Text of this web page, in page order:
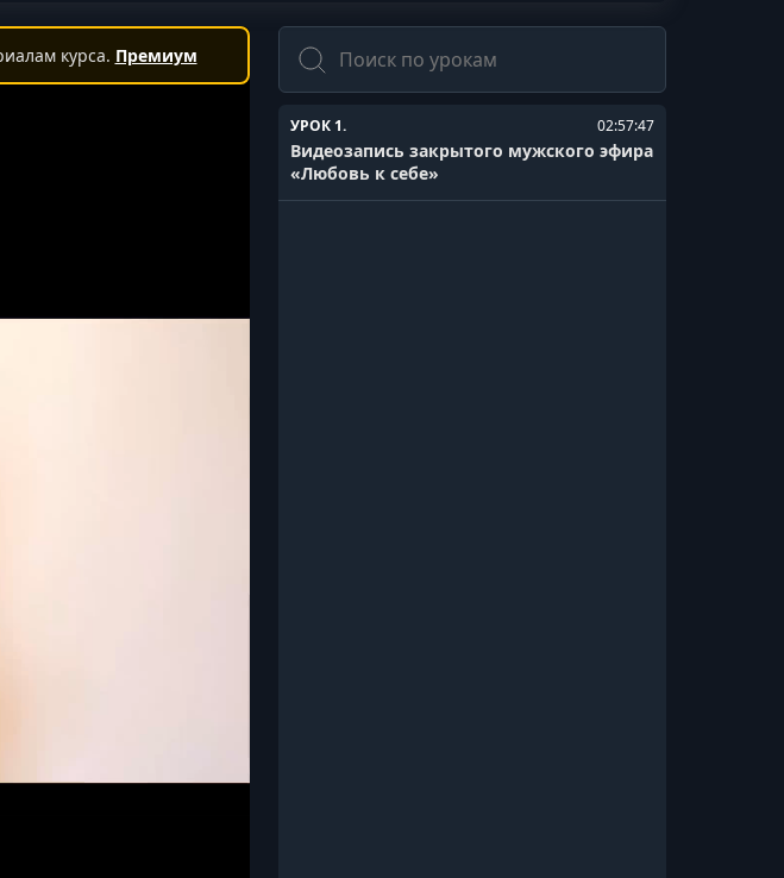
курса. Премиум
Поиск
УРОК 1. 02:57:47
Видеозапись закрытого мужского эфира
«Любовь к себе»